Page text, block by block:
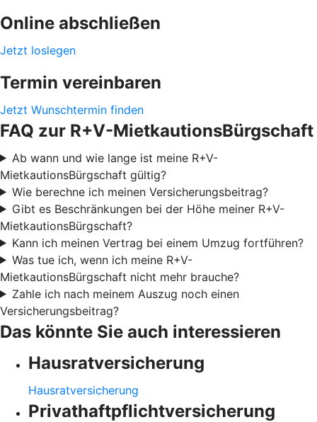
Online abschließen
Jetzt loslegen
Termin vereinbaren
Jetzt Wunschtermin finden
FAQ zur R+V-MietkautionsBürgschaft
Ab wann und wie lange ist meine R+V-
MietkautionsBürgschaft gültig?
Wie berechne ich meinen Versicherungsbeitrag?
Gibt es Beschränkungen bei der Höhe meiner R+V-
MietkautionsBürgschaft?
Kann ich meinen Vertrag bei einem Umzug fortführen?
Was tue ich, wenn ich meine R+V-
MietkautionsBürgschaft nicht mehr brauche?
Zahle ich nach meinem Auszug noch einen
Versicherungsbeitrag?
Das könnte Sie auch interessieren
Hausratversicherung
Hausratversicherung
Privathaftpflichtversicherung